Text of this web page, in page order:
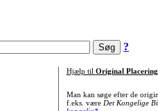
?
Hjælp til Original Placering
Man kan søge efter de
f.eks. være Det Kongelige